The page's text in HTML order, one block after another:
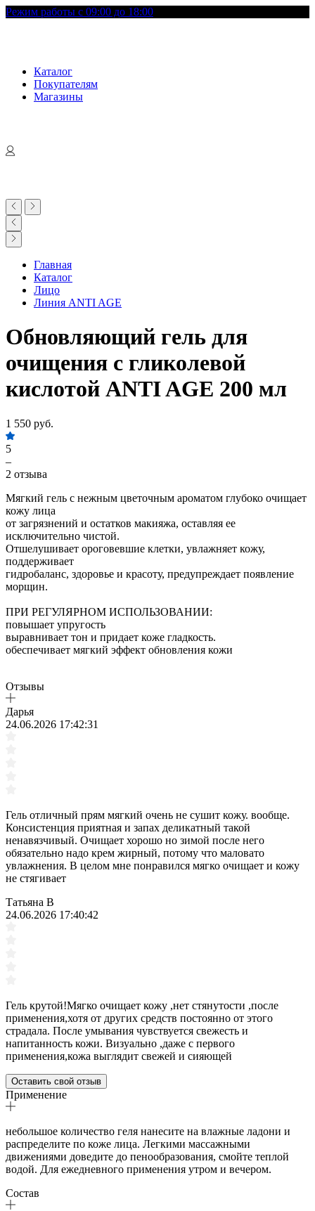
Режим работы с 09:00 до 18:00
Каталог
Покупателям
Магазины
Главная
Каталог
Лицо
Линия ANTI AGE
Обновляющий гель для
очищения с гликолевой
кислотой ANTI AGE 200 мл
1 550 руб.
5
–
2 отзыва
Мягкий гель с нежным цветочным ароматом глубоко очищает
кожу лица
от загрязнений и остатков макияжа, оставляя ее
исключительно чистой.
Отшелушивает ороговевшие клетки, увлажняет кожу,
поддерживает
гидробаланс, здоровье и красоту, предупреждает появление
морщин.
ПРИ РЕГУЛЯРНОМ ИСПОЛЬЗОВАНИИ:
повышает упругость
выравнивает тон и придает коже гладкость.
обеспечивает мягкий эффект обновления кожи
Отзывы
Дарья
24.06.2026 17:42:31
Гель отличный прям мягкий очень не сушит кожу. вообще.
Консистенция приятная и запах деликатный такой
ненавязчивый. Очищает хорошо но зимой после него
обязательно надо крем жирный, потому что маловато
увлажнения. В целом мне понравился мягко очищает и кожу
не стягивает
Татьяна В
24.06.2026 17:40:42
Гель крутой!Мягко очищает кожу ,нет стянутости ,после
применения,хотя от других средств постоянно от этого
страдала. После умывания чувствуется свежесть и
напитанность кожи. Визуально ,даже с первого
применения,кожа выглядит свежей и сияющей
Оставить свой отзыв
Применение
небольшое количество геля нанесите на влажные ладони и
распределите по коже лица. Легкими массажными
движениями доведите до пенообразования, смойте теплой
водой. Для ежедневного применения утром и вечером.
Состав